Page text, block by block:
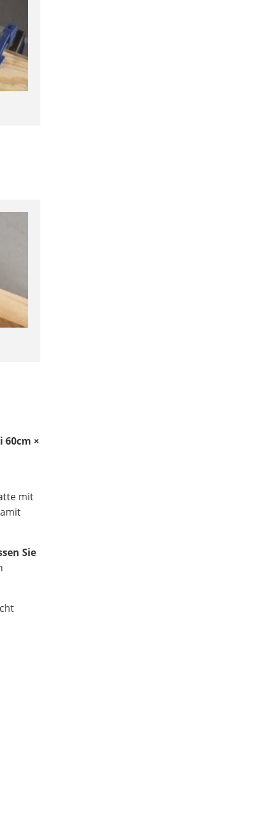
60cm ×
mit
Sie